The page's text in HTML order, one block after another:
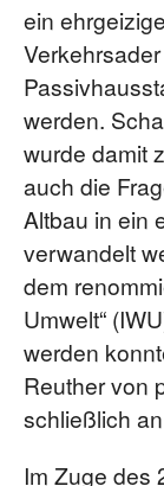
ein
werden.
wurde damit
auch die
Altbau in ein
verwandelt
dem
Umwelt“
werden
Reuther von
schließlich
Im Zuge des